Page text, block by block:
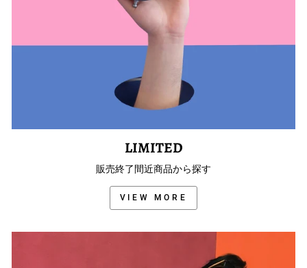
LIMITED
販売終了間近商品から探す
VIEW MORE